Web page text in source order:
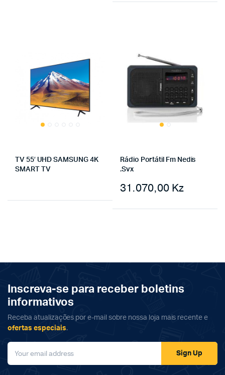
TV 55′ UHD SAMSUNG 4K
SMART TV
Rádio Portátil Fm Nedis
.Svx
31.070,00 Kz
Inscreva-se para receber boletins
informativos
Receba atualizações por e-mail sobre nossa loja mais recente e
ofertas especiais.
Sign Up